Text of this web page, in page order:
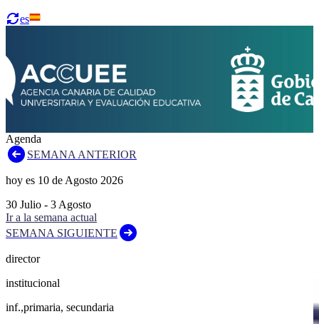
es
Agenda
SEMANA ANTERIOR
hoy es 10 de Agosto 2026
30 Julio - 3 Agosto
Ir a la semana actual
SEMANA SIGUIENTE
director
institucional
inf.,primaria, secundaria